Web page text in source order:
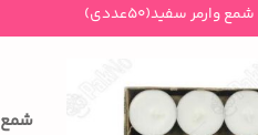
شمع وارمر سفید(50عددی)
شمع